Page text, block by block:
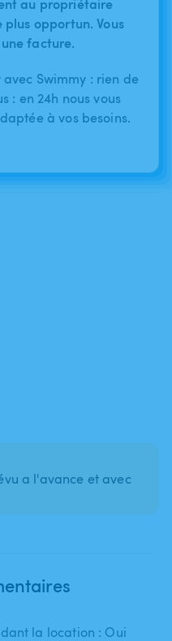
opportun. Vous
facture.
Swimmy : rien de
: en 24h nous vous
à vos besoins.
a l'avance et avec
la location : Oui